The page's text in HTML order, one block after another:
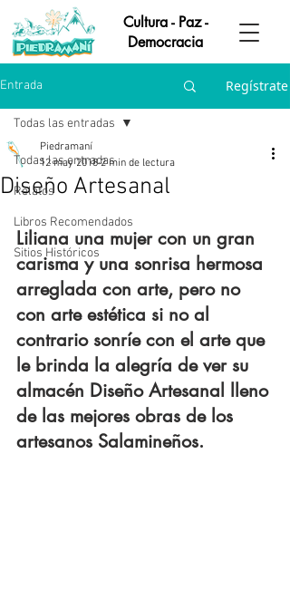
Cultura - Paz -
Democracia
Entrada Regístrate
Todas las entradas
Relatos
Libros Recomendados
Sitios Históricos
Todas las entradas
Diseño Artesanal
Piedramaní
12 may 2018 2 min de lectura
Liliana una mujer con un gran
carisma y una sonrisa hermosa
arreglada con arte, pero no
con arte estética si no al
contrario sonríe con el arte que
le brinda la alegría de ver su
almacén Diseño Artesanal lleno
de las mejores obras de los
artesanos Salamineños.